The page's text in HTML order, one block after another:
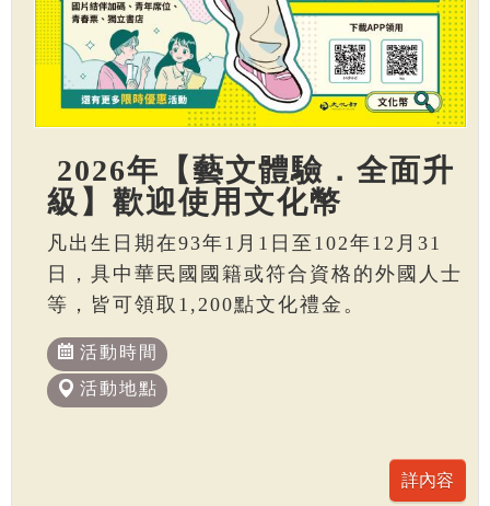
2026年【藝文體驗．全面升
級】歡迎使用文化幣
凡出生日期在93年1月1日至102年12月31
日，具中華民國國籍或符合資格的外國人士
等，皆可領取1,200點文化禮金。
活動時間
活動地點